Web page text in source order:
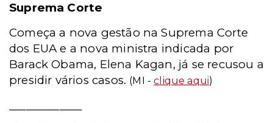
Suprema Corte
Começa a nova gestão na Suprema Corte
dos EUA e a nova ministra indicada por
Barack Obama, Elena Kagan, já se recusou a
presidir vários casos. (MI -clique aqui)